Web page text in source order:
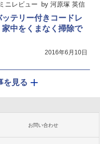
ニレビュー by 河原塚 英信
テリー付きコードレ
中をくまなく掃除で
2016年6月10日
を見る
お問い合わせ